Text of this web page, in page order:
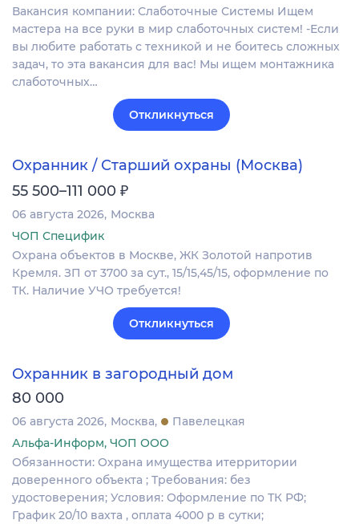
Вакансия компании: Слаботочные Системы Ищем
мастера на все руки в мир слаботочных систем! -Если
вы любите работать с техникой и не боитесь сложных
задач, то эта вакансия для вас! Мы ищем монтажника
слаботочных…
Откликнуться
Охранник / Старший охраны (Москва)
55 500–111 000 ₽
06 августа 2026 Москва
ЧОП Специфик
Охрана объектов в Москве, ЖК Золотой напротив
Кремля. ЗП от 3700 за сут., 15/15,45/15, оформление по
ТК. Наличие УЧО требуется!
Откликнуться
Охранник в загородный дом
80 000
06 августа 2026 Москва
Павелецкая
Альфа-Информ, ЧОП ООО
Обязанности: Охрана имущества итерритории
доверенного объекта ; Требования: без
удостоверения; Условия: Оформление по ТК РФ;
График 20/10 вахта , оплата 4000 р в сутки;